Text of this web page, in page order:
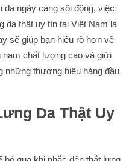
da ngày càng sôi động, việc
da thật uy tín tại Việt Nam là
sẽ giúp bạn hiểu rõ hơn về
chất lượng cao và giới
những thương hiệu hàng đầu
Da Thật Uy